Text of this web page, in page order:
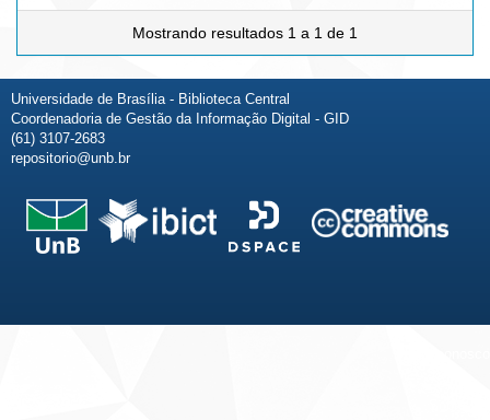
Mostrando resultados 1 a 1 de 1
Universidade de Brasília - Biblioteca Central
Coordenadoria de Gestão da Informação Digital - GID
(61) 3107-2683
repositorio@unb.br